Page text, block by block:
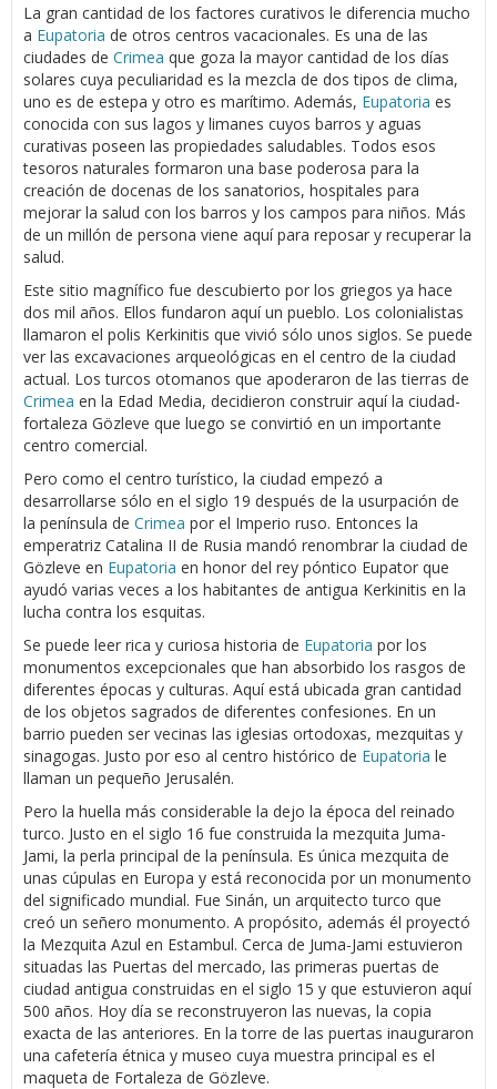
La gran cantidad de los factores curativos le diferencia mucho
a Eupatoria de otros centros vacacionales. Es una de las
ciudades de Crimea que goza la mayor cantidad de los días
solares cuya peculiaridad es la mezcla de dos tipos de clima,
uno es de estepa y otro es marítimo. Además, Eupatoria es
conocida con sus lagos y limanes cuyos barros y aguas
curativas poseen las propiedades saludables. Todos esos
tesoros naturales formaron una base poderosa para la
creación de docenas de los sanatorios, hospitales para
mejorar la salud con los barros y los campos para niños. Más
de un millón de persona viene aquí para reposar y recuperar la
salud.
Este sitio magnífico fue descubierto por los griegos ya hace
dos mil años. Ellos fundaron aquí un pueblo. Los colonialistas
llamaron el polis Kerkinitis que vivió sólo unos siglos. Se puede
ver las excavaciones arqueológicas en el centro de la ciudad
actual. Los turcos otomanos que apoderaron de las tierras de
Crimea en la Edad Media, decidieron construir aquí la ciudad-
fortaleza Gözleve que luego se convirtió en un importante
centro comercial.
Pero como el centro turístico, la ciudad empezó a
desarrollarse sólo en el siglo 19 después de la usurpación de
la península de Crimea por el Imperio ruso. Entonces la
emperatriz Catalina II de Rusia mandó renombrar la ciudad de
Gözleve en Eupatoria en honor del rey póntico Eupator que
ayudó varias veces a los habitantes de antigua Kerkinitis en la
lucha contra los esquitas.
Se puede leer rica y curiosa historia de Eupatoria por los
monumentos excepcionales que han absorbido los rasgos de
diferentes épocas y culturas. Aquí está ubicada gran cantidad
de los objetos sagrados de diferentes confesiones. En un
barrio pueden ser vecinas las iglesias ortodoxas, mezquitas y
sinagogas. Justo por eso al centro histórico de Eupatoria le
llaman un pequeño Jerusalén.
Pero la huella más considerable la dejo la época del reinado
turco. Justo en el siglo 16 fue construida la mezquita Juma-
Jami, la perla principal de la península. Es única mezquita de
unas cúpulas en Europa y está reconocida por un monumento
del significado mundial. Fue Sinán, un arquitecto turco que
creó un señero monumento. A propósito, además él proyectó
la Mezquita Azul en Estambul. Cerca de Juma-Jami estuvieron
situadas las Puertas del mercado, las primeras puertas de
ciudad antigua construidas en el siglo 15 y que estuvieron aquí
500 años. Hoy día se reconstruyeron las nuevas, la copia
exacta de las anteriores. En la torre de las puertas inauguraron
una cafetería étnica y museo cuya muestra principal es el
maqueta de Fortaleza de Gözleve.